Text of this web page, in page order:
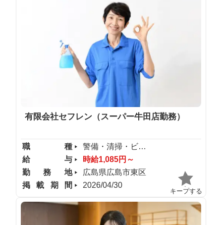
有限会社セフレン（スーパー牛田店勤務）
職種
警備・清掃・ビル管理
給与
時給1,085円～
勤務地
広島県広島市東区
掲載期間
2026/04/30
キープする